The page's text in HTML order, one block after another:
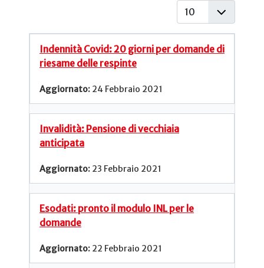
Visualizza #
Indennità Covid: 20 giorni per domande di
riesame delle respinte
24 Febbraio 2021
Invalidità: Pensione di vecchiaia
anticipata
23 Febbraio 2021
Esodati: pronto il modulo INL per le
domande
22 Febbraio 2021